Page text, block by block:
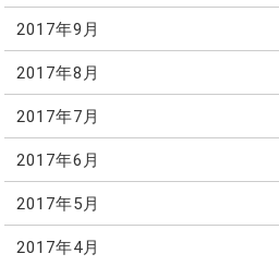
2017年9月
2017年8月
2017年7月
2017年6月
2017年5月
2017年4月